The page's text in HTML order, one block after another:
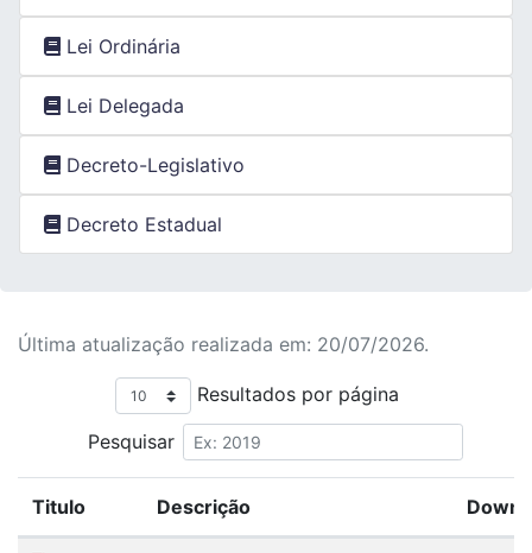
Lei Ordinária
Lei Delegada
Decreto-Legislativo
Decreto Estadual
Última atualização realizada em: 20/07/2026.
Resultados por página
Pesquisar
Titulo Descrição